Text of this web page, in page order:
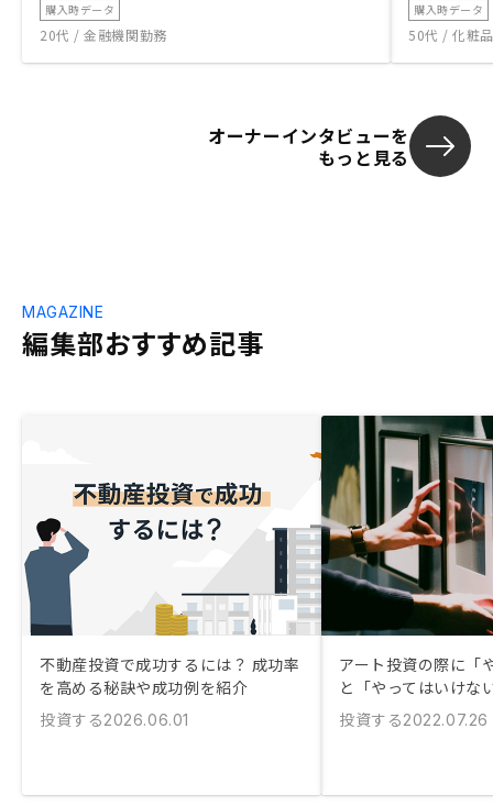
購入時データ
20代 / 金融機関勤務
購入時データ
50代 / 化粧
オーナーインタビューを
もっと見る
編集部おすすめ記事
MAGAZINE
不動産投資で成功するには？ 成功率
を高める秘訣や成功例を紹介
投資する2026.06.01
アート投資の際に「
と「やってはいけな
投資する2022.07.26